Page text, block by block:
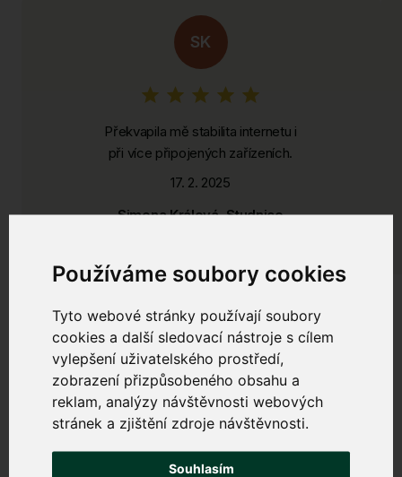
Používáme soubory cookies
Tyto webové stránky používají soubory
cookies a další sledovací nástroje s cílem
vylepšení uživatelského prostředí,
zobrazení přizpůsobeného obsahu a
reklam, analýzy návštěvnosti webových
stránek a zjištění zdroje návštěvnosti.
Souhlasím
SK
Překvapila mě stabilita internetu i
při více připojených zařízeních.
17. 2. 2025
Simona Králová, Studnice
Bezpečný internet
Chrání váš počítač, tablet a mobil před viry, malwarem,
zpomalování zařízení a nevyžádanému obsahu.